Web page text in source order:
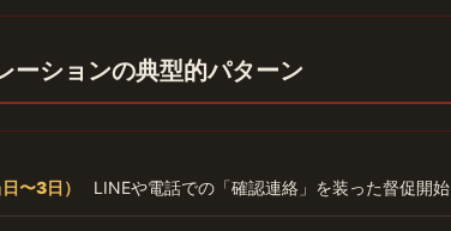
ーションの典型的パターン
〜3日） LINEや電話での「確認連絡」を装った督促開始